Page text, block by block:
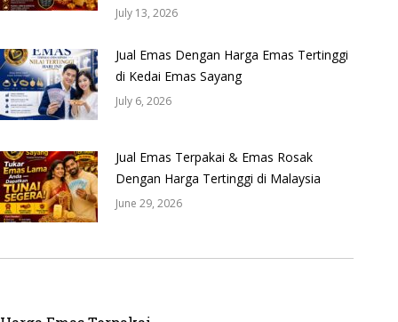
July 13, 2026
Jual Emas Dengan Harga Emas Tertinggi
di Kedai Emas Sayang
July 6, 2026
Jual Emas Terpakai & Emas Rosak
Dengan Harga Tertinggi di Malaysia
June 29, 2026